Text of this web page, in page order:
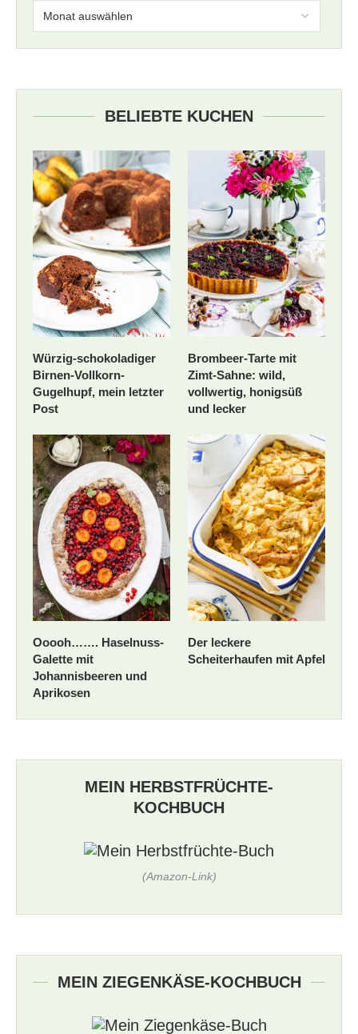
BELIEBTE KUCHEN
Würzig-schokoladiger
Birnen-Vollkorn-
Gugelhupf, mein letzter
Post
Brombeer-Tarte mit
Zimt-Sahne: wild,
vollwertig, honigsüß
und lecker
Ooooh……. Haselnuss-
Galette mit
Johannisbeeren und
Aprikosen
Der leckere
Scheiterhaufen mit Apfel
MEIN HERBSTFRÜCHTE-
KOCHBUCH
(Amazon-Link)
MEIN ZIEGENKÄSE-KOCHBUCH